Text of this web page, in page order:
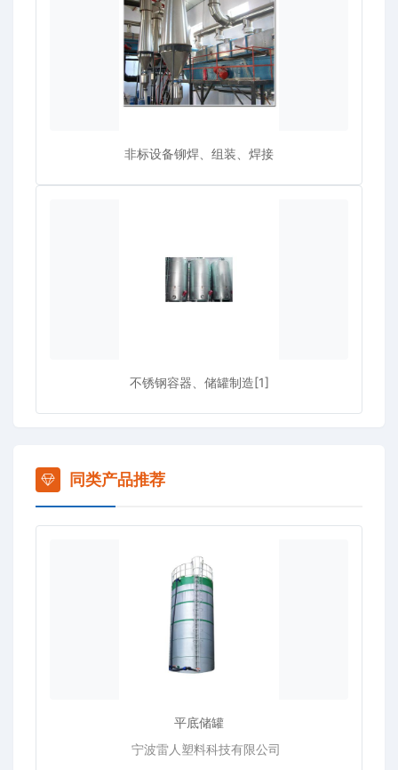
非标设备铆焊、组装、焊接
不锈钢容器、储罐制造[1]
同类产品推荐
平底储罐
宁波雷人塑料科技有限公司